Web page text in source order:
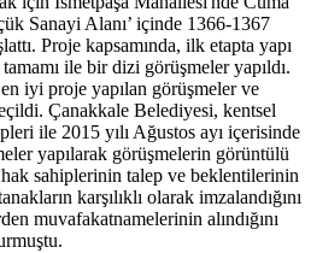
Sanayi Alanı’ içinde 1366-1367
Proje kapsamında, ilk etapta yapı
ile bir dizi görüşmeler yapıldı.
iyi proje yapılan görüşmeler ve
Çanakkale Belediyesi, kentsel
ile 2015 yılı Ağustos ayı içerisinde
yapılarak görüşmelerin görüntülü
hak sahiplerinin talep ve beklentilerinin
karşılıklı olarak imzalandığını
muvafakatnamelerinin alındığını